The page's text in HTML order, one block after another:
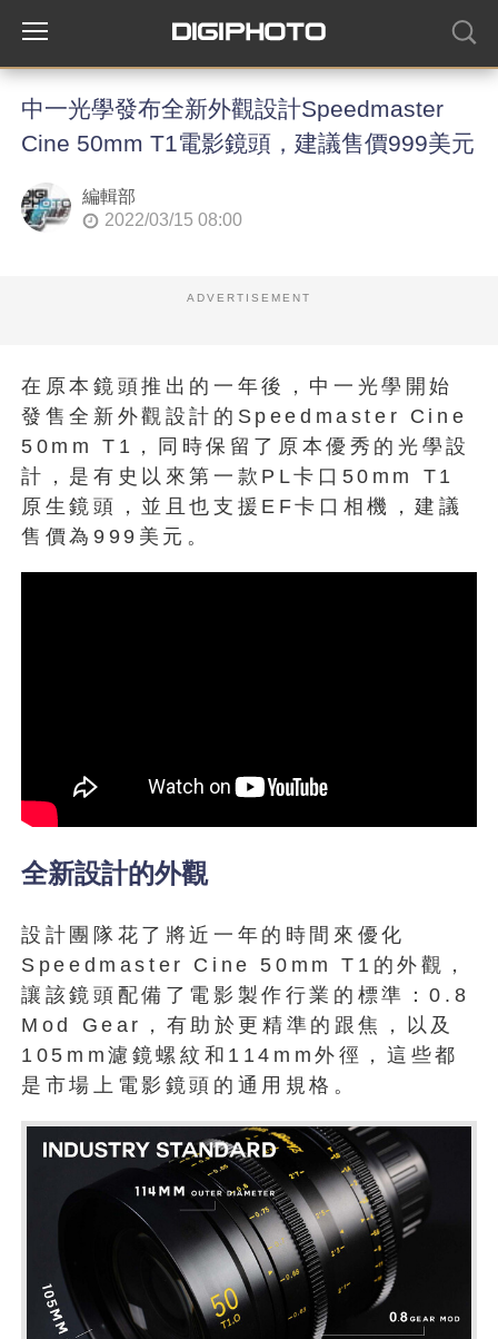
中一光學發布全新外觀設計Speedmaster
Cine 50mm T1電影鏡頭，建議售價999美元
編輯部
2022/03/15 08:00
ADVERTISEMENT
在原本鏡頭推出的一年後，中一光學開始
發售全新外觀設計的Speedmaster Cine
50mm T1，同時保留了原本優秀的光學設
計，是有史以來第一款PL卡口50mm T1
原生鏡頭，並且也支援EF卡口相機，建議
售價為999美元。
全新設計的外觀
設計團隊花了將近一年的時間來優化
Speedmaster Cine 50mm T1的外觀，
讓該鏡頭配備了電影製作行業的標準：0.8
Mod Gear，有助於更精準的跟焦，以及
105mm濾鏡螺紋和114mm外徑，這些都
是市場上電影鏡頭的通用規格。